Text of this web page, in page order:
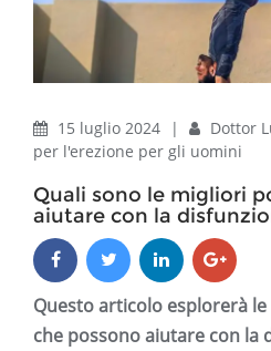
15 luglio 2024 | Dottor
per l'erezione per gli uomini
Quali sono le migliori
aiutare con la
Questo articolo esplorerà
che possono aiutare con la